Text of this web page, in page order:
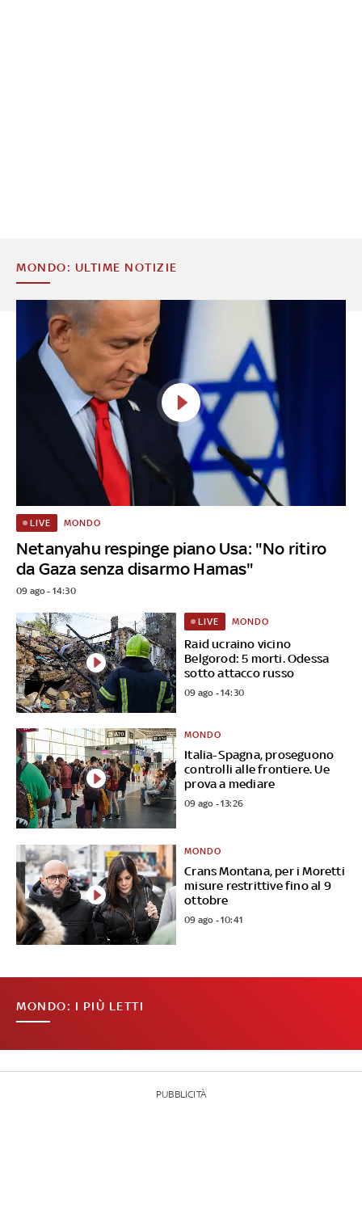
MONDO: ULTIME NOTIZIE
Netanyahu respinge piano Usa: "No ritiro
da Gaza senza disarmo Hamas"
LIVE MONDO
09 ago - 14:30
Raid ucraino vicino
Belgorod: 5 morti. Odessa
sotto attacco russo
LIVE MONDO
09 ago - 14:30
Italia-Spagna, proseguono
controlli alle frontiere. Ue
prova a mediare
MONDO
09 ago - 13:26
Crans Montana, per i Moretti
misure restrittive fino al 9
ottobre
MONDO
09 ago - 10:41
MONDO: I PIÙ LETTI
PUBBLICITÀ